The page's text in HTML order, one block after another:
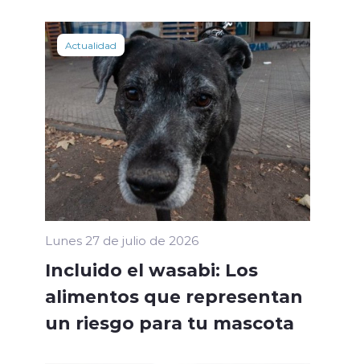
Actualidad
Lunes 27 de julio de 2026
Incluido el wasabi: Los
alimentos que representan
un riesgo para tu mascota